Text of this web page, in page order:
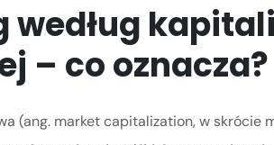
według
– co oznacza?
(ang. market capitalization, w skrócie